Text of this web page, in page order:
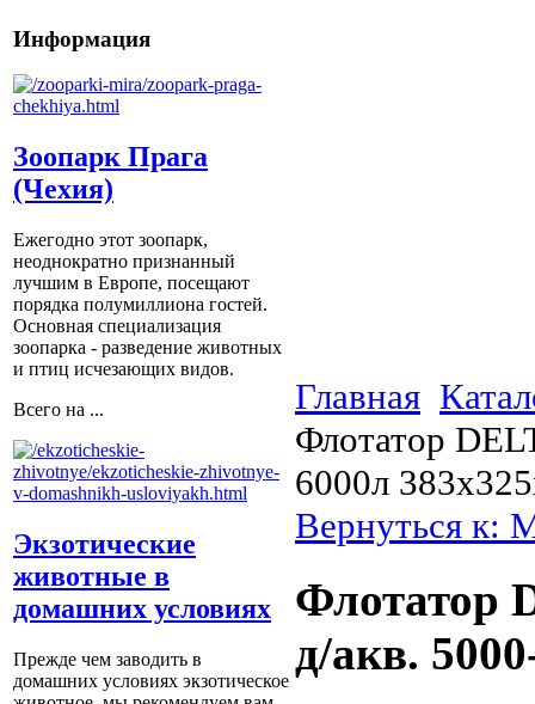
Информация
Зоопарк Прага
(Чехия)
Ежегодно этот зоопарк,
неоднократно признанный
лучшим в Европе, посещают
порядка полумиллиона гостей.
Основная специализация
зоопарка - разведение животных
и птиц исчезающих видов.
Всего на ...
Экзотические
животные в
домашних условиях
Прежде чем заводить в
домашних условиях экзотическое
Главная
Флотатор
6000л
Вернуться к:
Флотатор
д/акв.